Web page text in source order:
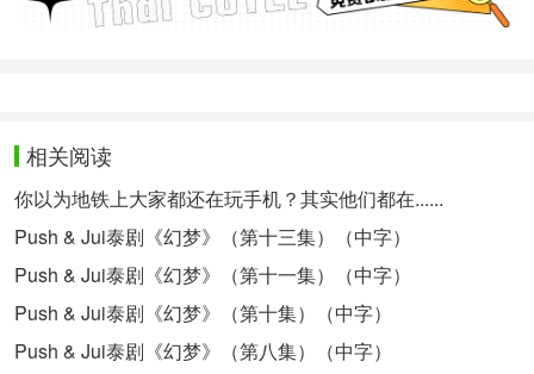
相关阅读
你以为地铁上大家都还在玩手机？其实他们都在......
Push & Jui泰剧《幻梦》（第十三集）（中字）
Push & Jui泰剧《幻梦》（第十一集）（中字）
Push & Jui泰剧《幻梦》（第十集）（中字）
Push & Jui泰剧《幻梦》（第八集）（中字）